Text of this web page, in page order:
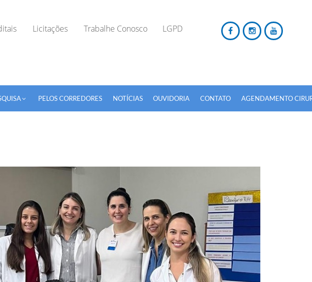
Licitações Trabalhe Conosco LGPD
PELOS CORREDORES NOTÍCIAS OUVIDORIA CONTATO AGENDAMENTO